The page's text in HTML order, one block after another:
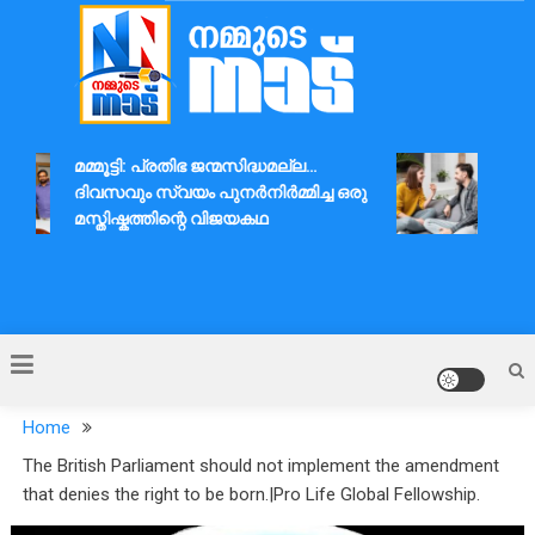
Nammude Naadu
മമ്മൂട്ടി: പ്രതിഭ ജന്മസിദ്ധമല്ല…
ദിവസവും സ്വയം പുനർനിർമ്മിച്ച ഒരു
മസ്തിഷ്കത്തിന്റെ വിജയകഥ
Home
The British Parliament should not implement the amendment
that denies the right to be born.|Pro ​​Life Global Fellowship.